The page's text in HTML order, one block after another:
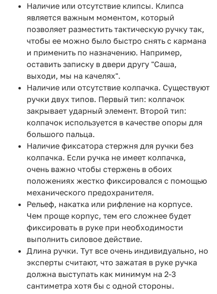
Наличие или отсутствие клипсы. Клипса
является важным моментом, который
позволяет разместить тактическую ручку так,
чтобы ее можно было быстро снять с кармана
и применить по назначению. Например,
оставить записку в двери другу "Саша,
выходи, мы на качелях".
Наличие или отсутствие колпачка. Существуют
ручки двух типов. Первый тип: колпачок
закрывает ударный элемент. Второй тип:
колпачок используется в качестве опоры для
большого пальца.
Наличие фиксатора стержня для ручки без
колпачка. Если ручка не имеет колпачка,
очень важно чтобы стержень в обоих
положениях жестко фиксировался с помощью
механического предохранителя.
Рельеф, накатка или рифление на корпусе.
Чем проще корпус, тем его сложнее будет
фиксировать в руке при необходимости
выполнить силовое действие.
Длина ручки. Тут все очень индивидуально, но
эксперты считают, что зажатая в руке ручка
должна выступать как минимум на 2-3
сантиметра хотя бы с одной стороны.